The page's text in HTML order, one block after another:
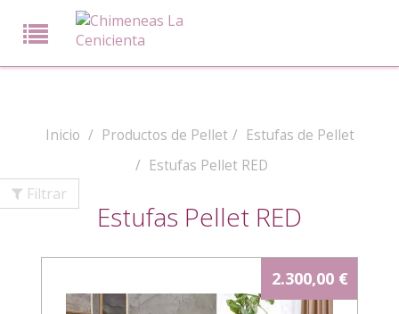
Filtrar
Inicio Productos de Pellet
Estufas de Pellet
Estufas Pellet RED
Estufas Pellet RED
2.300,00 €